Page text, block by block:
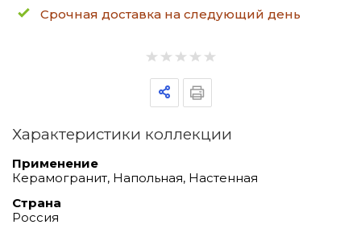
Срочная доставка на следующий день
Характеристики коллекции
Применение
Керамогранит, Напольная, Настенная
Страна
Россия